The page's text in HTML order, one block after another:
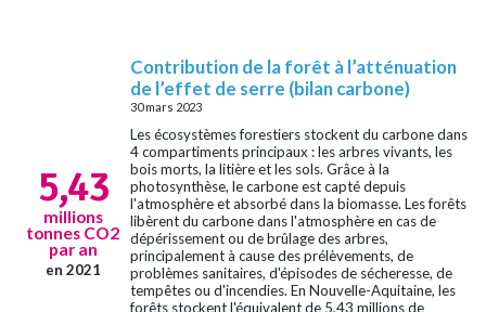
5,43
millions
tonnes CO2
par an
en 2021
Contribution de la forêt à l’atténuation
de l’effet de serre (bilan carbone)
30 mars 2023
Les écosystèmes forestiers stockent du carbone dans
4 compartiments principaux : les arbres vivants, les
bois morts, la litière et les sols. Grâce à la
photosynthèse, le carbone est capté depuis
l'atmosphère et absorbé dans la biomasse. Les forêts
libèrent du carbone dans l'atmosphère en cas de
dépérissement ou de brûlage des arbres,
principalement à cause des prélèvements, de
problèmes sanitaires, d'épisodes de sécheresse, de
tempêtes ou d'incendies. En Nouvelle-Aquitaine, les
forêts stockent l'équivalent de 5,43 millions de